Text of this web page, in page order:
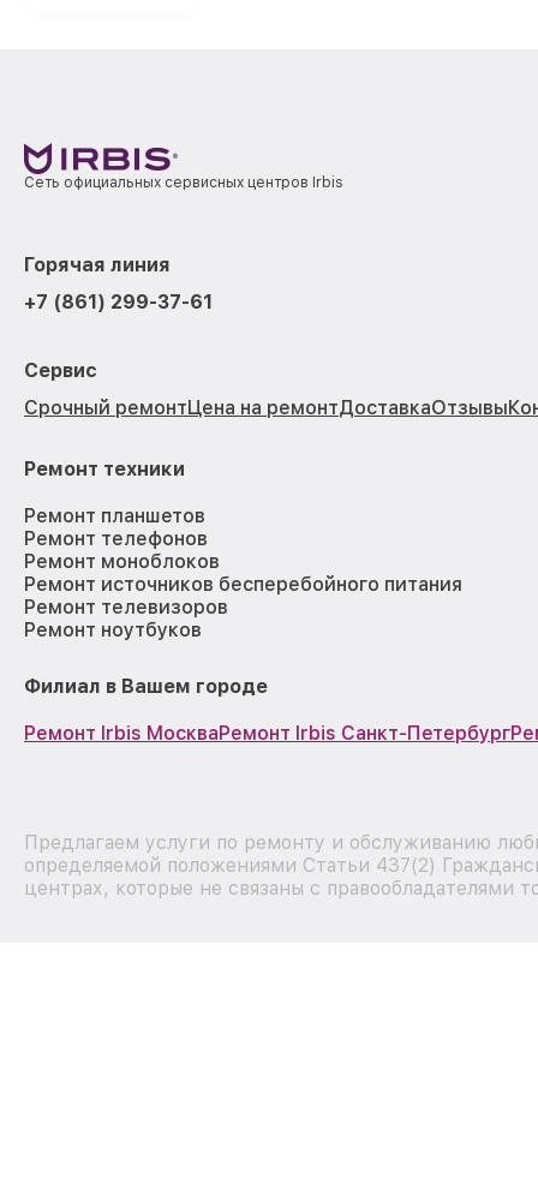
Сеть официальных сервисных центров Irbis
Горячая линия
+7 (861) 299-37-61
Сервис
Срочный ремонтЦена на ремонтДоставкаОтзывы
Ремонт техники
Ремонт планшетов
Ремонт телефонов
Ремонт моноблоков
Ремонт источников бесперебойного питания
Ремонт телевизоров
Ремонт ноутбуков
Филиал в Вашем городе
Ремонт Irbis МоскваРемонт Irbis Санкт-Петербург
Предлагаем услуги по ремонту и обслуживанию
определяемой положениями Статьи 437(2)
центрах, которые не связаны с правообладателями